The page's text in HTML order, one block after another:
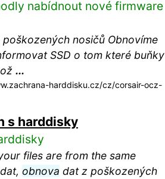
nabídnout nové firmware
nosičů Obnovíme
SSD o tom které buňky
...
harddisku.cz/cz/corsair-ocz-
s harddisky
files are from the same
obnova dat z poškozených